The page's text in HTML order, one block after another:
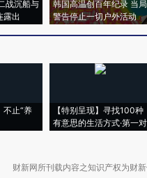
战沉船与
露出
韩国高温创百年纪录 当局
警告停止一切户外活动
不止“养
【特别呈现】寻找100种
有意思的生活方式·第一对
财新网所刊载内容之知识产权为财